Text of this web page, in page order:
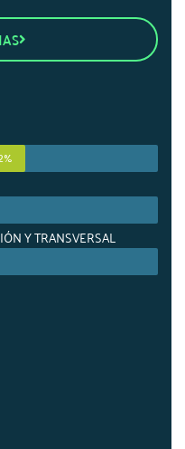
Y TRANSVERSAL